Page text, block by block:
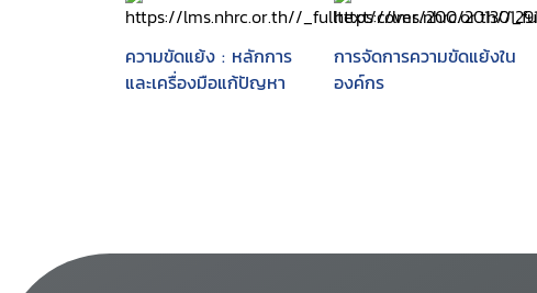
ความขัดแย้ง : หลักการ
และเครื่องมือแก้ปัญหา
การจัดการความขัดแย้งใน
องค์กร